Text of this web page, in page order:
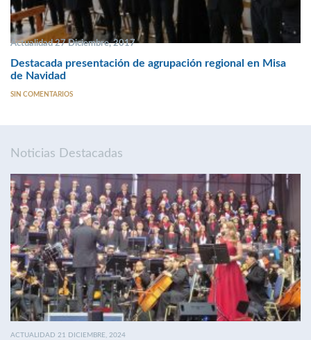
Actualidad 27 Diciembre, 2017
Destacada presentación de agrupación regional en Misa
de Navidad
SIN COMENTARIOS
Noticias Destacadas
ACTUALIDAD 21 DICIEMBRE, 2024